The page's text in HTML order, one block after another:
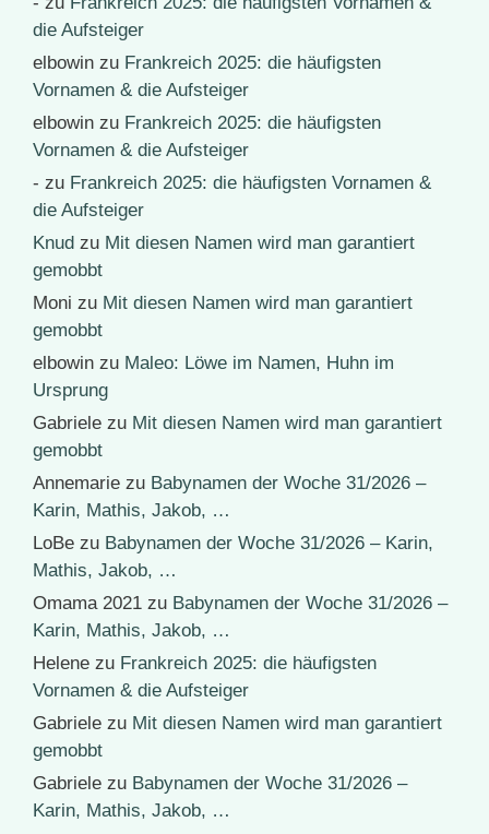
die Aufsteiger
elbowin zu Frankreich 2025: die häufigsten
Vornamen & die Aufsteiger
elbowin zu Frankreich 2025: die häufigsten
Vornamen & die Aufsteiger
- zu Frankreich 2025: die häufigsten Vornamen &
die Aufsteiger
Knud zu Mit diesen Namen wird man garantiert
gemobbt
Moni zu Mit diesen Namen wird man garantiert
gemobbt
elbowin zu Maleo: Löwe im Namen, Huhn im
Ursprung
Gabriele zu Mit diesen Namen wird man garantiert
gemobbt
Annemarie zu Babynamen der Woche 31/2026 –
Karin, Mathis, Jakob, …
LoBe zu Babynamen der Woche 31/2026 – Karin,
Mathis, Jakob, …
Omama 2021 zu Babynamen der Woche 31/2026 –
Karin, Mathis, Jakob, …
Helene zu Frankreich 2025: die häufigsten
Vornamen & die Aufsteiger
Gabriele zu Mit diesen Namen wird man garantiert
gemobbt
Gabriele zu Babynamen der Woche 31/2026 –
Karin, Mathis, Jakob, …